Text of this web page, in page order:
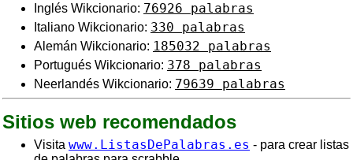
Inglés Wikcionario: 76926 palabras
Italiano Wikcionario: 330 palabras
Alemán Wikcionario: 185032 palabras
Portugués Wikcionario: 378 palabras
Neerlandés Wikcionario: 79639 palabras
Sitios web recomendados
Visita www.ListasDePalabras.es - para crear listas